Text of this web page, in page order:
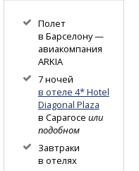
Полет
в Барселону —
авиакомпания
ARKIA
7 ночей
в отеле 4* Hotel
Diagonal Plaza
в Сарагосе или
подобном
Завтраки
в отелях